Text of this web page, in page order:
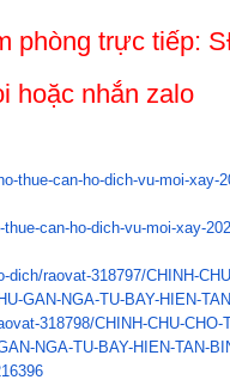
phòng trực tiếp:
hoặc nhắn zalo
thue-can-ho-dich-vu-moi-xay-
can-ho-dich-vu-moi-xay-
dich/raovat-318797/CHINH-
GAN-NGA-TU-BAY-HIEN-
318798/CHINH-CHU-CHO-
NGA-TU-BAY-HIEN-TAN-